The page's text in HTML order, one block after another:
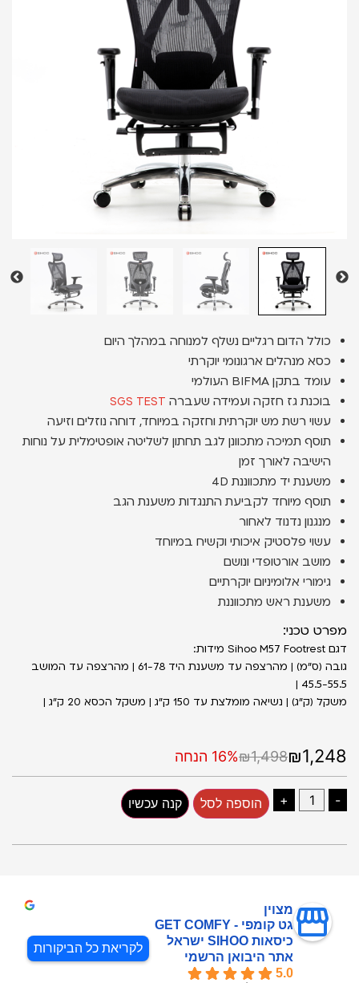
כולל הדום רגליים נשלף למנוחה במהלך היום
כסא מנהלים ארגונומי יוקרתי
עומד בתקן BIFMA העולמי
בוכנת גז חזקה ועמידה שעברה SGS TEST
עשוי רשת מש יוקרתית וחזקה במיוחד, דוחה נוזלים וזיעה
תוסף תמיכה מתכוונן לגב תחתון לשליטה אופטימלית על נוחות
הישיבה לאורך זמן
משענת יד מתכווננת 4D
תוסף מיוחד לקביעת התנגדות משענת הגב
מנגנון נדנוד לאחור
עשוי פלסטיק איכותי וקשיח במיוחד
מושב אורטופדי ונושם
גימורי אלומיניום יוקרתיים
משענת ראש מתכווננת
מפרט טכני:
דגם Sihoo M57 Footrest מידות:
גובה (ס״מ) | מהרצפה עד משענת היד 61-78 | מהרצפה עד המושב
45.5-55.5 |
משקל (ק״ג) | נשיאה מומלצת עד 150 ק״ג | משקל הכסא 20 ק״ג |
₪1,248
₪1,49816% הנחה
-
+ הוספה לסל קנה עכשיו
מצוין
גט קומפי - GET COMFY
כיסאות SIHOO ישראל
אתר היבואן הרשמי
5.0
לקריאת כל הביקורות